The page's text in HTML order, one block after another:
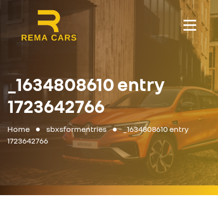
_1634808610 entry
1723642766
Home sbxsformentries
_1634808610 entry
1723642766